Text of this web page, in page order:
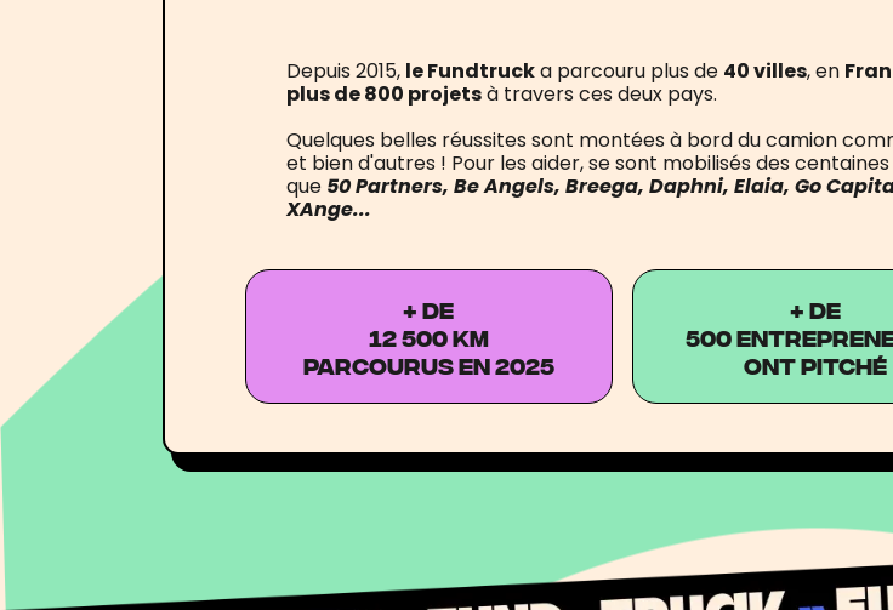
Depuis 2015, le Fundtrucka parcouru plus de 40 villes, en
plus de 800 projetsà travers ces deux pays.
Quelques belles réussites sont montées à bord du camion
et bien d'autres ! Pour les aider, se sont mobilisés des
que 50 Partners, Be Angels, Breega, Daphni, Elaia, Go
XAnge...
+ DE
12 500 km
parcourus en 2025
+ DE
500
ont pitché